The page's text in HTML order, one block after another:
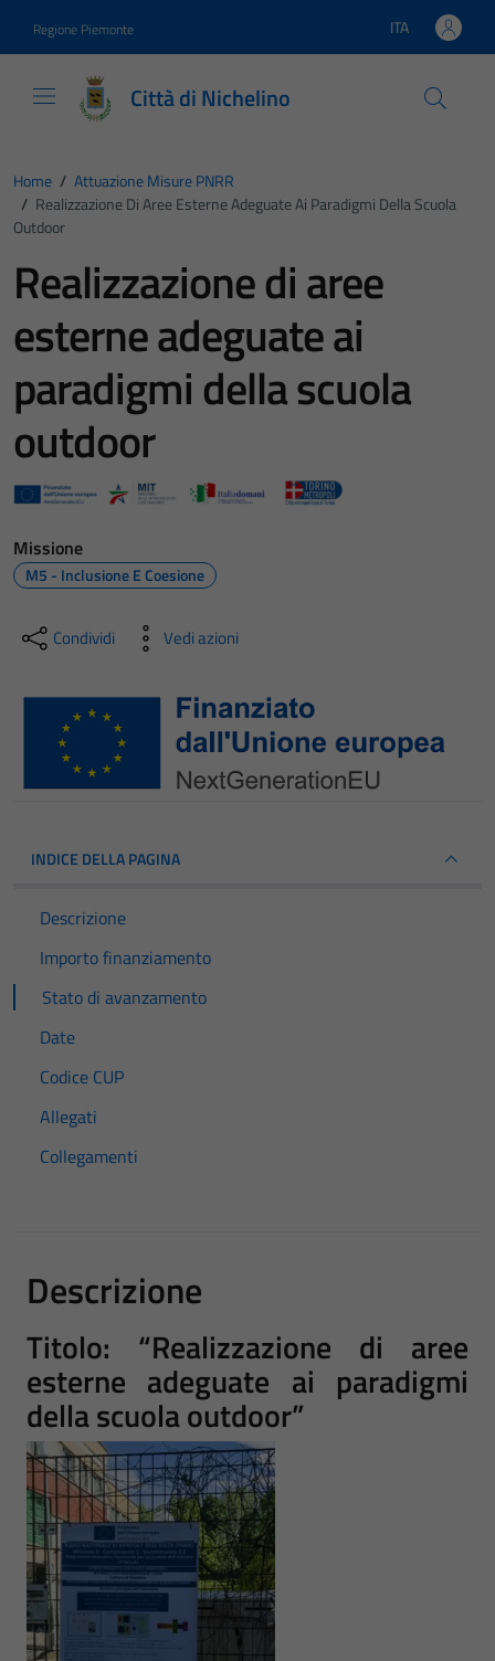
Regione Piemonte Lingua attiva:
ITA
Città di Nichelino
Home / Attuazione Misure PNRR
/ Realizzazione Di Aree Esterne Adeguate Ai Paradigmi Della Scuola
Outdoor
Realizzazione di aree
esterne adeguate ai
paradigmi della scuola
outdoor
Missione
M5 - Inclusione E Coesione
Condividi Vedi azioni
INDICE DELLA PAGINA
Descrizione
Importo finanziamento
Stato di avanzamento
Date
Codice CUP
Allegati
Collegamenti
Descrizione
Titolo: “Realizzazione di aree
esterne adeguate ai paradigmi
della scuola outdoor”